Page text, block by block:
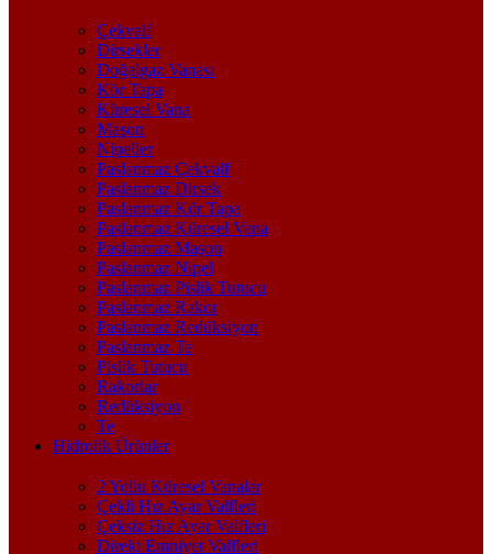
Çekvalf
Dirsekler
Doğalgaz Vanası
Kör Tapa
Küresel Vana
Maşon
Nipeller
Paslanmaz Çekvalf
Paslanmaz Dirsek
Paslanmaz Kör Tapa
Paslanmaz Küresel Vana
Paslanmaz Maşon
Paslanmaz Nipel
Paslanmaz Pislik Tutucu
Paslanmaz Rakor
Paslanmaz Redüksiyon
Paslanmaz Te
Pislik Tutucu
Rakorlar
Redüksiyon
Te
Hidrolik Ürünler
2 Yollu Küresel Vanalar
Çekli Hız Ayar Valfleri
Çeksiz Hız Ayar Valfleri
Direkt Emniyet Valfleri